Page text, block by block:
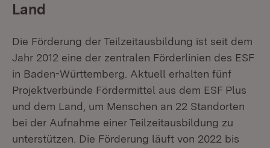
Land
Die Förderung der Teilzeitausbildung ist seit dem
Jahr 2012 eine der zentralen Förderlinien des ESF
in Baden-Württemberg. Aktuell erhalten fünf
Projektverbünde Fördermittel aus dem ESF Plus
und dem Land, um Menschen an 22 Standorten
bei der Aufnahme einer Teilzeitausbildung zu
unterstützen. Die Förderung läuft von 2022 bis